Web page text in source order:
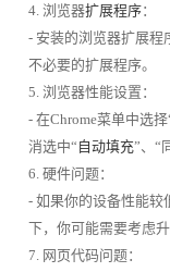
4. 浏览器扩展程序：
- 安装的浏览器扩展程
不必要的扩展程序。
5. 浏览器性能设置：
- 在Chrome菜单中选
消选中“ 自动填充”、“
6. 硬件问题：
- 如果你的设备性能较
下，你可能需要考虑升
7. 网页代码问题：